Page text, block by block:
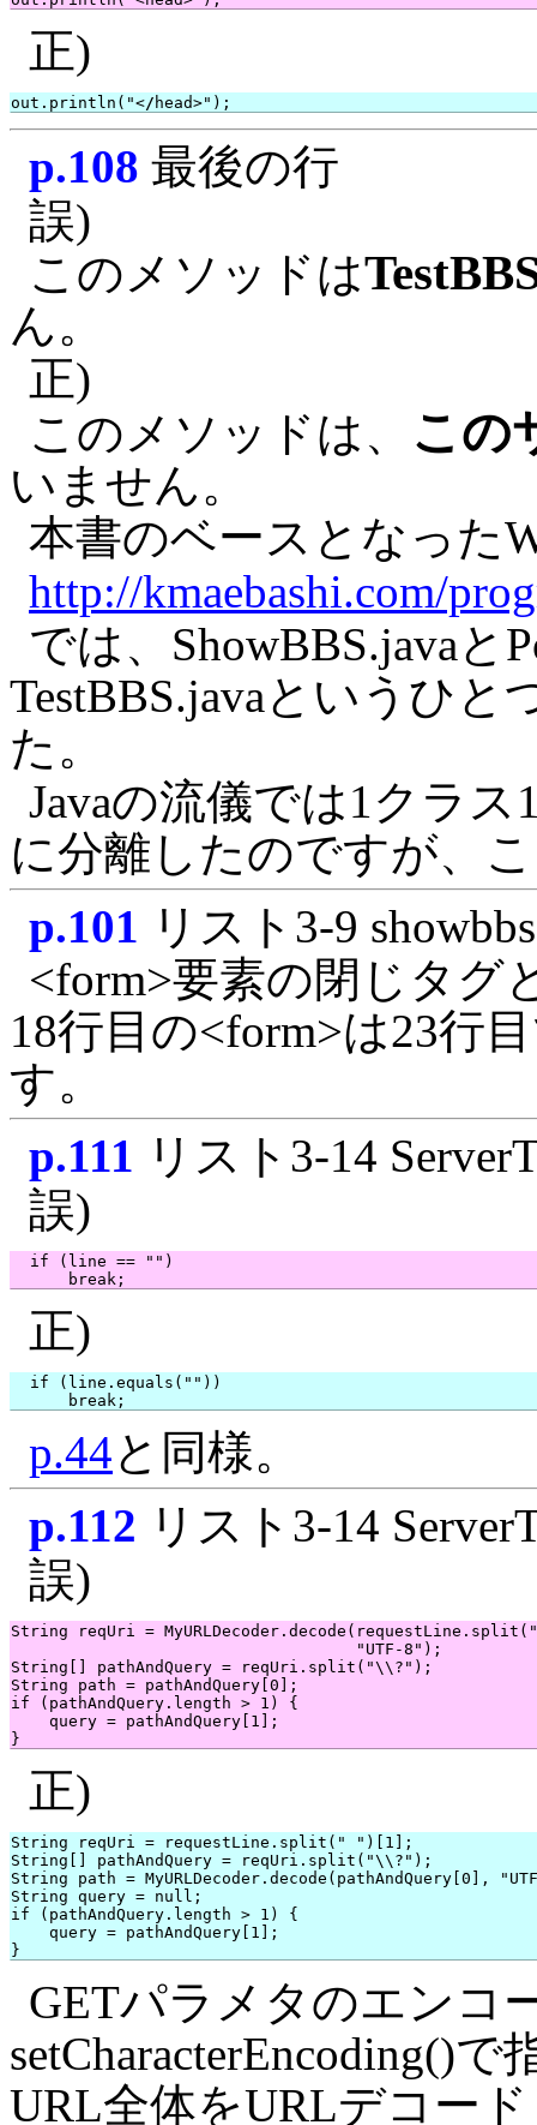
正)
out.println("</
p.108 最後の行
誤)
このメソッドは
ん。
正)
このメソッドは、 この
いません。
本書のベースとなった
http://kmaebashi.com/
では、ShowBBS.javaと
TestBBS.javaというひ
た。
Javaの流儀では1クラ
に分離したのですが、
p.101 リスト3-9
<form>要素の閉じタグ
18行目の<form>は23行
す。
p.111 リスト3-14
誤)
  if (line == "")
正)
  if (line.equals(""))
p.44と同様。
p.112 リスト3-14
誤)
String reqUri =
                                    "UTF-8");
String[] pathAndQuery = reqUri.split("\\?");
String path = pathAndQuery[0];
if (pathAndQuery.length > 1) {
    query = pathAndQuery[1];
正)
String reqUri = requestLine.split(" ")[1];
String[] pathAndQuery = reqUri.split("\\?");
String path = MyURLDecoder.decode(pathAndQuery[0],
String query = null;
if (pathAndQuery.length > 1) {
    query = pathAndQuery[1];
GETパラメタのエンコ
setCharacterEncoding()
URL全体をURLデコー